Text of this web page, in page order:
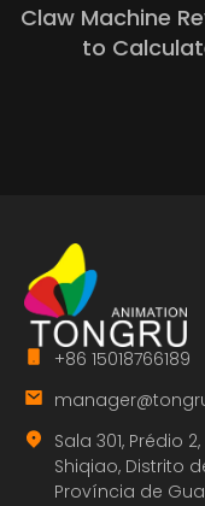
Claw Machine
to
+86 15018766189
Sala 301, Prédio
Shiqiao, Distrito
Província de